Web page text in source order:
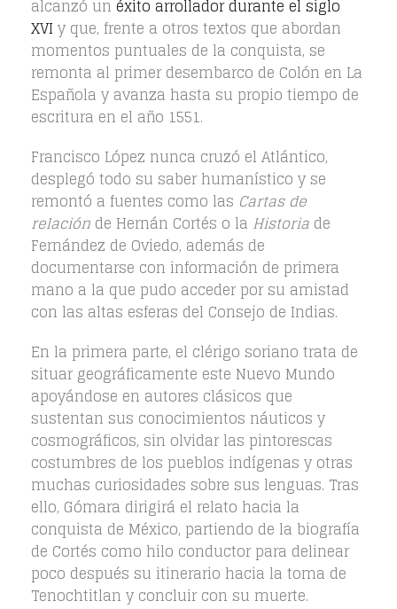
alcanzó un éxito arrollador durante el siglo
XVI y que, frente a otros textos que abordan
momentos puntuales de la conquista, se
remonta al primer desembarco de Colón en La
Española y avanza hasta su propio tiempo de
escritura en el año 1551.
Francisco López nunca cruzó el Atlántico,
desplegó todo su saber humanístico y se
remontó a fuentes como las Cartas de
relación de Hernán Cortés o la Historia de
Fernández de Oviedo, además de
documentarse con información de primera
mano a la que pudo acceder por su amistad
con las altas esferas del Consejo de Indias.
En la primera parte, el clérigo soriano trata de
situar geográficamente este Nuevo Mundo
apoyándose en autores clásicos que
sustentan sus conocimientos náuticos y
cosmográficos, sin olvidar las pintorescas
costumbres de los pueblos indígenas y otras
muchas curiosidades sobre sus lenguas. Tras
ello, Gómara dirigirá el relato hacia la
conquista de México, partiendo de la biografía
de Cortés como hilo conductor para delinear
poco después su itinerario hacia la toma de
Tenochtitlan y concluir con su muerte.